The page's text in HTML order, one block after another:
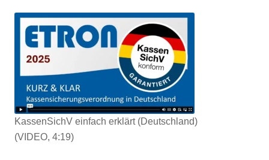
KassenSichV einfach erklärt (Deutschland)
(VIDEO, 4:19)